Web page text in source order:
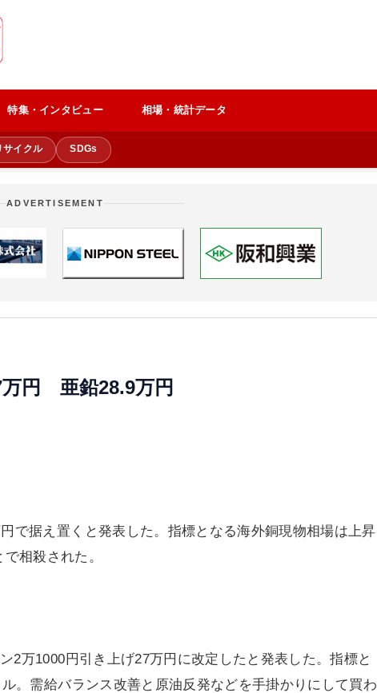
特集・インタビュー 相場・統計データ
サイクル SDGs
ADVERTISEMENT
円 亜鉛28.9万円
で据え置くと発表した。指標となる海外銅現物相場は上昇
相殺された。
2万1000円引き上げ27万円に改定したと発表した。指標と
。需給バランス改善と原油反発などを手掛かりにして買わ